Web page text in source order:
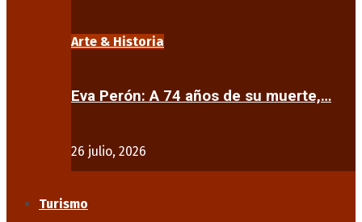
Arte & Historia
Eva Perón: A 74 años de su muerte,…
26 julio, 2026
Turismo